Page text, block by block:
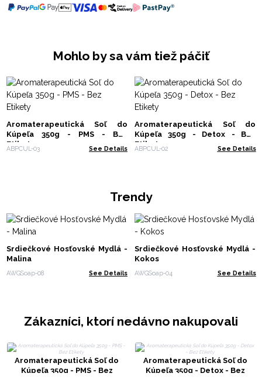
Mohlo by sa vám tiež páčiť
Aromaterapeutická Soľ do
Kúpeľa 350g - PMS - Bez
Etikety
ABPCUL-03 See Details
Aromaterapeutická Soľ do
Kúpeľa 350g - Detox - Bez
Etikety
ABPCUL-02 See Details
Trendy
Srdiečkové Hosťovské Mydlá -
Malina
AWGSoap-08 See Details
Srdiečkové Hosťovské Mydlá -
Kokos
AWGSoap-04 See Details
Zákazníci, ktorí nedávno nakupovali
Aromaterapeutická Soľ do
Kúpeľa 350g - PMS - Bez
Aromaterapeutická Soľ do
Kúpeľa 350g - Detox - Bez